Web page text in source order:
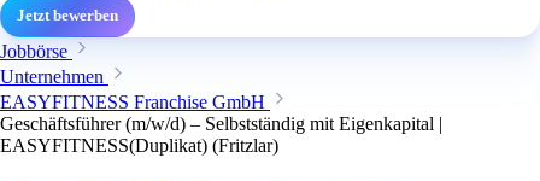
Jetzt bewerben
Jobbörse
Unternehmen
EASYFITNESS Franchise GmbH
Geschäftsführer (m/w/d) – Selbstständig mit Eigenkapital |
EASYFITNESS(Duplikat) (Fritzlar)